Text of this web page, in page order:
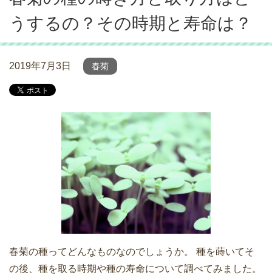
うするの？その時期と寿命は？
2019年7月3日 春菊
春菊の種ってどんなものなのでしょうか。 種を蒔いてそ
の後、種を取る時期や種の寿命について調べてみました。